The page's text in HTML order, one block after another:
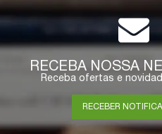
RECEBA NOSSA
Receba ofertas e
RECEBER